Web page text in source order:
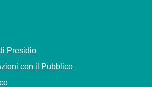
Presidio
con il Pubblico